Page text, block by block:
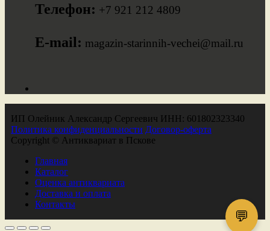
Телефон: +7 921 212 4809
E-mail: magazin-starinnih-vechei@mail.ru
💬
ИП Олейник Александр Сергеевич ИНН: 601802323340
Политика конфиденциальности Договор-оферта
Copyright © Антиквариат в Пскове
Главная
Каталог
Оценка антиквариата
Доставка и оплата
Контакты